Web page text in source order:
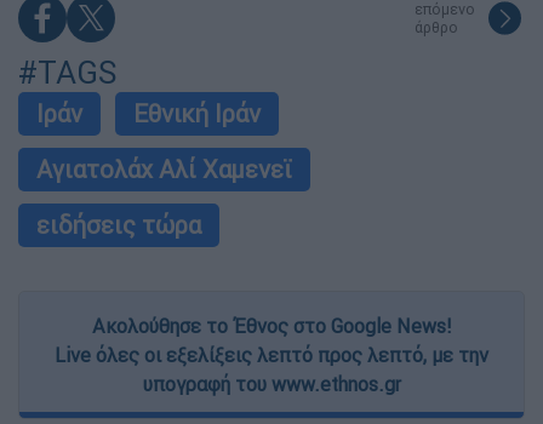
επόμενο
άρθρο
#TAGS
Ιράν
Εθνική Ιράν
Αγιατολάχ Αλί Χαμενεϊ
ειδήσεις τώρα
Ακολούθησε το Έθνος στο Google News!
Live όλες οι εξελίξεις λεπτό προς λεπτό, με την
υπογραφή του www.ethnos.gr